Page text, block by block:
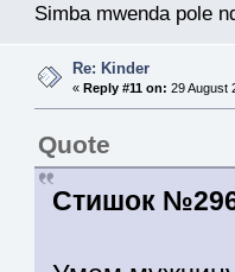
Simba mwenda pole
Re: Kinder
« Reply #11 on: 29 August
Quote
Стишок